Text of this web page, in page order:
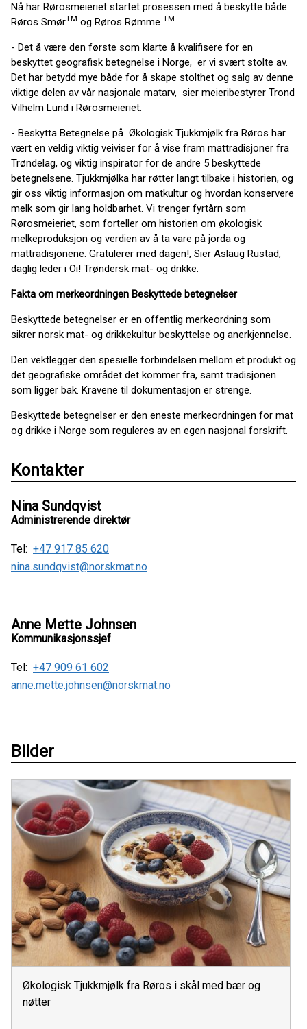
Nå har Rørosmeieriet startet prosessen med å beskytte både
Røros SmørTM og Røros Rømme TM
- Det å være den første som klarte å kvalifisere for en
beskyttet geografisk betegnelse i Norge, er vi svært stolte av.
Det har betydd mye både for å skape stolthet og salg av denne
viktige delen av vår nasjonale matarv, sier meieribestyrer Trond
Vilhelm Lund i Rørosmeieriet.
- Beskytta Betegnelse på Økologisk Tjukkmjølk fra Røros har
vært en veldig viktig veiviser for å vise fram mattradisjoner fra
Trøndelag, og viktig inspirator for de andre 5 beskyttede
betegnelsene. Tjukkmjølka har røtter langt tilbake i historien, og
gir oss viktig informasjon om matkultur og hvordan konservere
melk som gir lang holdbarhet. Vi trenger fyrtårn som
Rørosmeieriet, som forteller om historien om økologisk
melkeproduksjon og verdien av å ta vare på jorda og
mattradisjonene. Gratulerer med dagen!, Sier Aslaug Rustad,
daglig leder i Oi! Trøndersk mat- og drikke.
Fakta om merkeordningen Beskyttede betegnelser
Beskyttede betegnelser er en offentlig merkeordning som
sikrer norsk mat- og drikkekultur beskyttelse og anerkjennelse.
Den vektlegger den spesielle forbindelsen mellom et produkt og
det geografiske området det kommer fra, samt tradisjonen
som ligger bak. Kravene til dokumentasjon er strenge.
Beskyttede betegnelser er den eneste merkeordningen for mat
og drikke i Norge som reguleres av en egen nasjonal forskrift.
Kontakter
Nina Sundqvist
Administrerende direktør
Tel: +47 917 85 620
nina.sundqvist@norskmat.no
Anne Mette Johnsen
Kommunikasjonssjef
Tel: +47 909 61 602
anne.mette.johnsen@norskmat.no
Bilder
Økologisk Tjukkmjølk fra Røros i skål med bær og
nøtter